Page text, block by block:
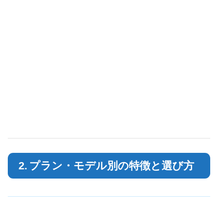
2. プラン・モデル別の特徴と選び方